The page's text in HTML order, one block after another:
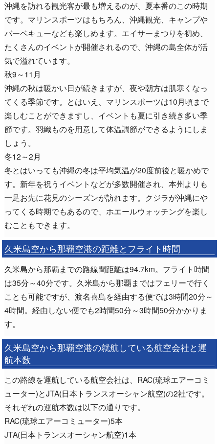
沖縄を訪れる観光客が最も増えるのが、夏本番のこの時期
です。マリンスポーツはもちろん、沖縄観光、キャンプや
バーベキューなども楽しめます。エイサーまつりを初め、
たくさんのイベントが開催されるので、沖縄の島全体が活
気で溢れています。
秋9～11月
沖縄の秋は暖かい日が続きますが、夜や朝方は肌寒くなっ
てくる季節です。とはいえ、マリンスポーツは10月頃まで
楽しむことができますし、イベントも夏に引き続き多い季
節です。羽織ものを用意して体温調節ができるようにしま
しょう。
冬12～2月
冬とはいっても沖縄の冬は平均気温が20度前後と暖かめで
す。新年を祝うイベントなどが多数開催され、本州よりも
一足お先に花見のシーズンが訪れます。クジラが沖縄にや
ってくる時期でもあるので、ホエールウォッチングを楽し
むこともできます。
久米島空から那覇空港の距離とフライト時間
久米島から那覇までの路線間距離は94.7km。フライト時間
は35分～40分です。久米島から那覇まではフェリーで行く
ことも可能ですが、渡名喜島を経由する便では3時間20分～
4時間。経由しない便でも2時間50分～3時間50分かかりま
す。
久米島空から那覇空港の就航している航空会社と運
航本数
この路線を運航している航空会社は、RAC(琉球エアーコミ
ューター)とJTA(日本トランスオーシャン航空)の2社です。
それぞれの運航本数は以下の通りです。
RAC(琉球エアーコミューター)5本
JTA(日本トランスオーシャン航空)1本